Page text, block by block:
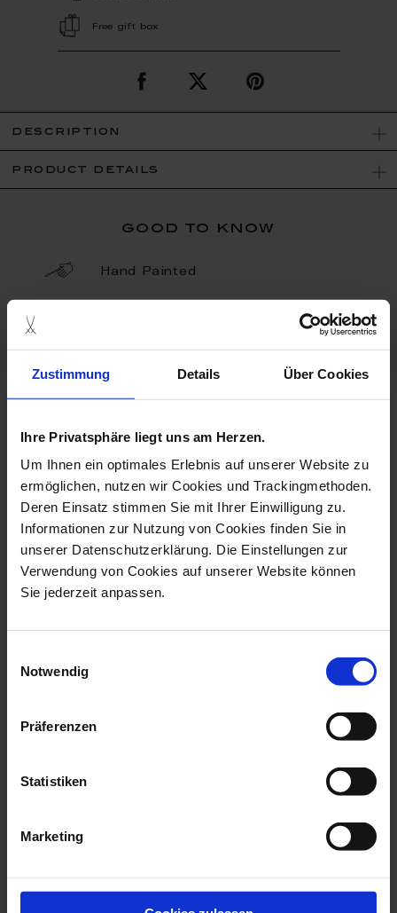
Zustimmung Details Über Cookies
Ihre Privatsphäre liegt uns am Herzen.
Um Ihnen ein optimales Erlebnis auf unserer Website zu
ermöglichen, nutzen wir Cookies und Trackingmethoden.
Deren Einsatz stimmen Sie mit Ihrer Einwilligung zu.
Informationen zur Nutzung von Cookies finden Sie in
unserer Datenschutzerklärung. Die Einstellungen zur
Verwendung von Cookies auf unserer Website können
Sie jederzeit anpassen.
Notwendig
Präferenzen
Statistiken
Marketing
Free gift box
description
product details
good to know
Hand Painted
bloom collection
Wall Painting II, Giant
Wall Painting I, Giant
we think you’ll like these